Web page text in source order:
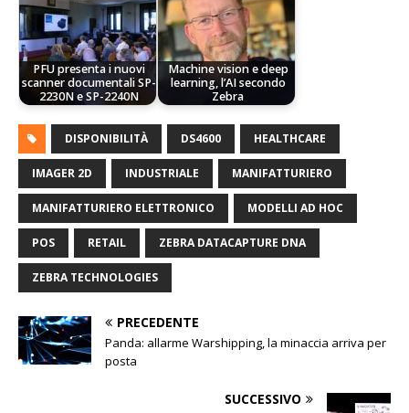
PFU presenta i nuovi
scanner documentali SP-
2230N e SP-2240N
Machine vision e deep
learning, l’AI secondo
Zebra
DISPONIBILITÀ DS4600 HEALTHCARE
IMAGER 2D INDUSTRIALE MANIFATTURIERO
MANIFATTURIERO ELETTRONICO MODELLI AD HOC
POS RETAIL ZEBRA DATACAPTURE DNA
ZEBRA TECHNOLOGIES
PRECEDENTE
Panda: allarme Warshipping, la minaccia arriva per
posta
SUCCESSIVO